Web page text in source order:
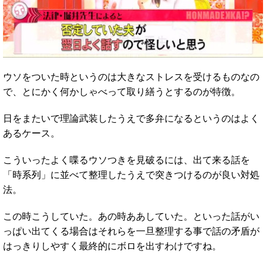
ウソをついた時というのは大きなストレスを受けるものなの
で、とにかく何かしゃべって取り繕うとするのが特徴。
日をまたいで理論武装したうえで多弁になるというのはよく
あるケース。
こういったよく喋るウソつきを見破るには、出て来る話を
「時系列」に並べて整理したうえで突きつけるのが良い対処
法。
この時こうしていた。あの時ああしていた。といった話がい
っぱい出てくる場合はそれらを一旦整理する事で話の矛盾が
はっきりしやすく最終的にボロを出すわけですね。